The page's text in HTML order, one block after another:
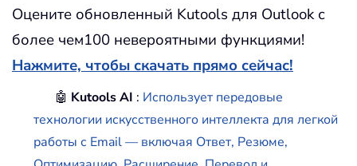
Оцените обновленный Kutools для Outlook с
более чем100 невероятными функциями!
Нажмите, чтобы скачать прямо сейчас!
🤖 Kutools AI : Использует передовые
технологии искусственного интеллекта для легкой
работы с Email — включая Ответ, Резюме,